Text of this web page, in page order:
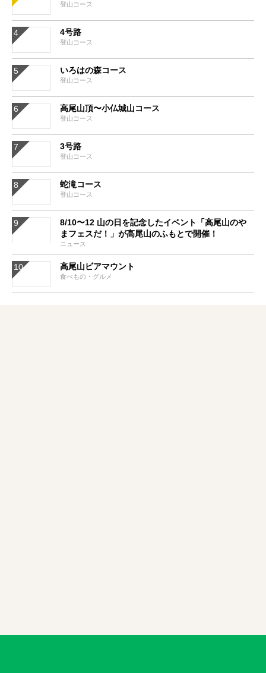
登山コース
4号路
登山コース
いろはの森コース
登山コース
高尾山頂〜小仏城山コース
登山コース
3号路
登山コース
蛇滝コース
登山コース
8/10〜12 山の日を記念したイベント「高尾山のや
まフェスだ！」が高尾山のふもとで開催！
ニュース
高尾山ビアマウント
食べもの・グルメ